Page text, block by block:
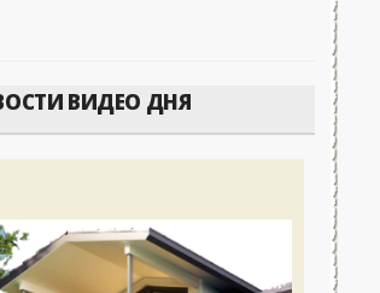
Путин ответил на...
ВИДЕО ДНЯ